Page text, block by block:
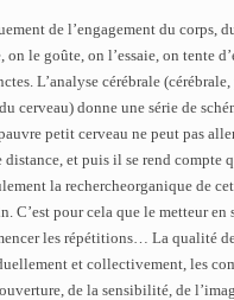
de l’engagement du corps,
le goûte, on l’essaie, on tente
L’analyse cérébrale (cérébrale,
cerveau) donne une série de
petit cerveau ne peut pas
et puis il se rend compte
la rechercheorganique de
C’est pour cela que le metteur en
les répétitions… La qualité
et collectivement, les
de la sensibilité, de